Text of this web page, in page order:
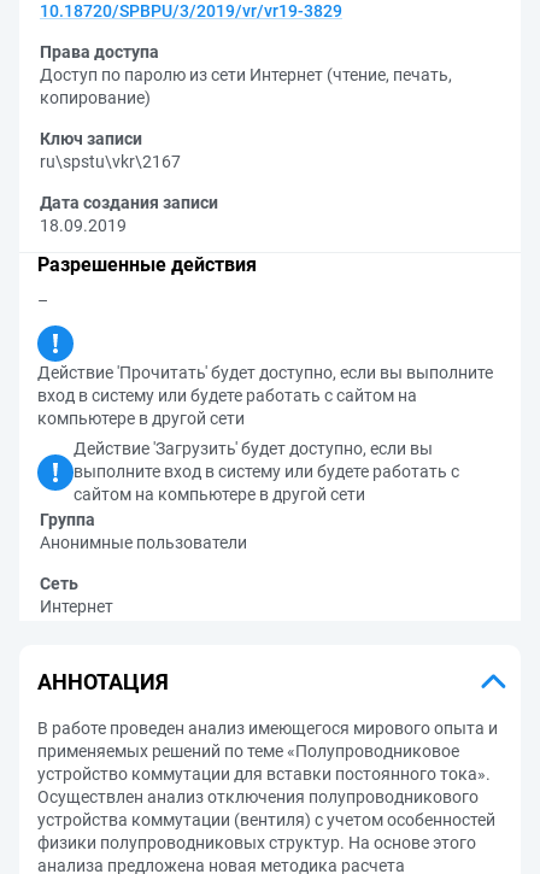
10.18720/SPBPU/3/2019/vr/vr19-3829
Права доступа
Доступ по паролю из сети Интернет (чтение, печать,
копирование)
Ключ записи
ru\spstu\vkr\2167
Дата создания записи
18.09.2019
Разрешенные действия
–
Действие 'Прочитать' будет доступно, если вы выполните
вход в систему или будете работать с сайтом на
компьютере в другой сети
Действие 'Загрузить' будет доступно, если вы
выполните вход в систему или будете работать с
сайтом на компьютере в другой сети
Группа
Анонимные пользователи
Сеть
Интернет
АННОТАЦИЯ
В работе проведен анализ имеющегося мирового опыта и
применяемых решений по теме «Полупроводниковое
устройство коммутации для вставки постоянного тока».
Осуществлен анализ отключения полупроводникового
устройства коммутации (вентиля) с учетом особенностей
физики полупроводниковых структур. На основе этого
анализа предложена новая методика расчета